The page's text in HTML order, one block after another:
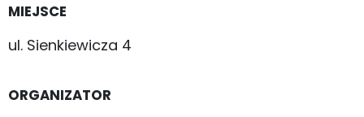
MIEJSCE
ul. Sienkiewicza 4
ORGANIZATOR